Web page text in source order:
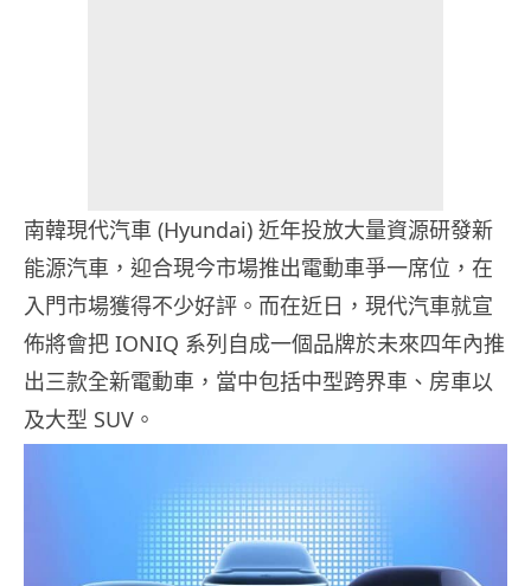
南韓現代汽車 (Hyundai) 近年投放大量資源研發新
能源汽車，迎合現今市場推出電動車爭一席位，在
入門市場獲得不少好評。而在近日，現代汽車就宣
佈將會把 IONIQ 系列自成一個品牌於未來四年內推
出三款全新電動車，當中包括中型跨界車、房車以
及大型 SUV。